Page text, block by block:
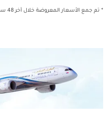
* تم جمع الأسعار المعروضة خلال آخر 48 ساعة وقد لا تكون متاحة وقت الحجز.